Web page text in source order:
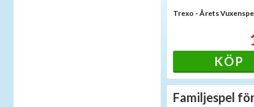
Trexo - Årets
KÖP
Familjespel